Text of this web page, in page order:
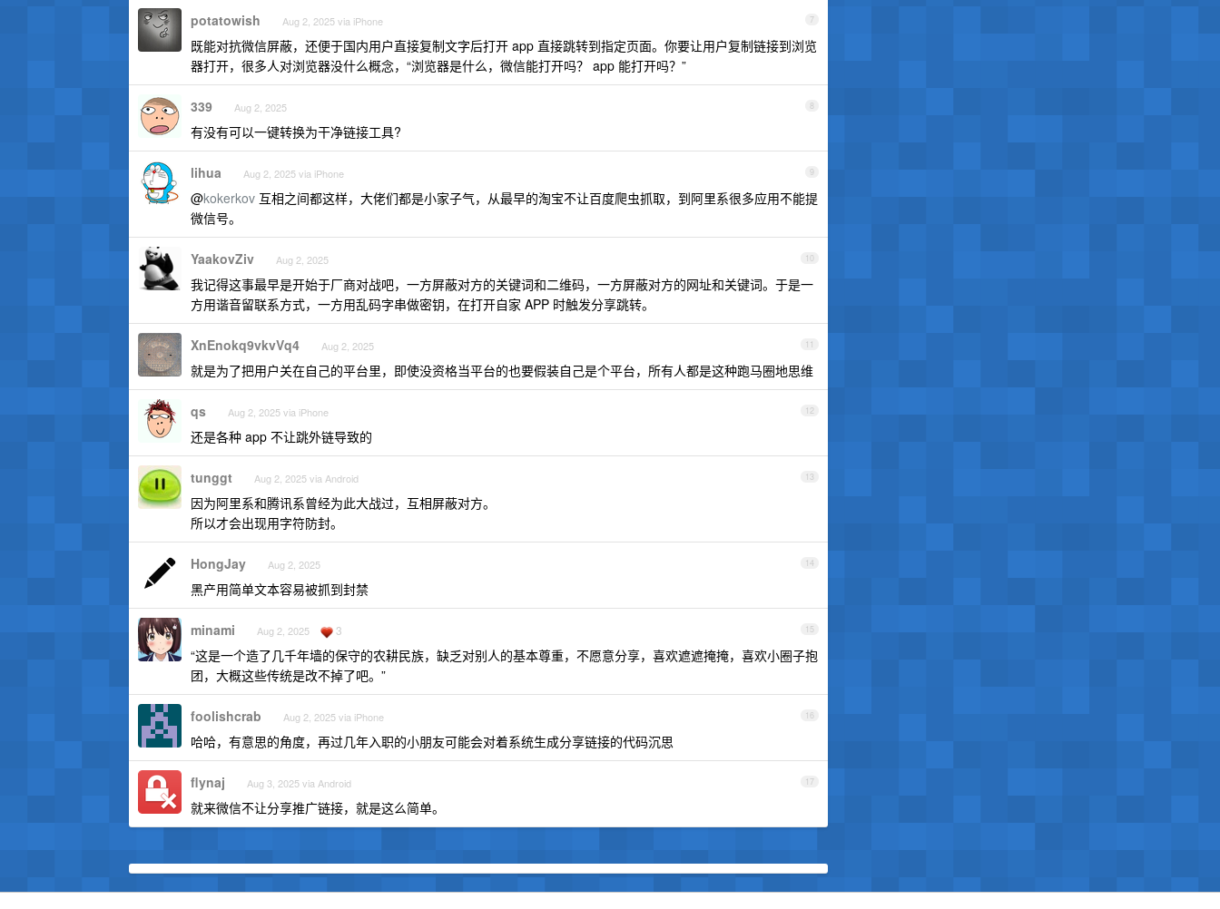
7
potatowish Aug 2, 2025 via iPhone
既能对抗微信屏蔽，还便于国内用户直接复制文字后打开 app 直接跳转到指定页面。你要让用户复制链接到浏览
器打开，很多人对浏览器没什么概念，“浏览器是什么，微信能打开吗？ app 能打开吗？”
8
339 Aug 2, 2025
有没有可以一键转换为干净链接工具?
9
lihua Aug 2, 2025 via iPhone
@kokerkov 互相之间都这样，大佬们都是小家子气，从最早的淘宝不让百度爬虫抓取，到阿里系很多应用不能提
微信号。
10
YaakovZiv Aug 2, 2025
我记得这事最早是开始于厂商对战吧，一方屏蔽对方的关键词和二维码，一方屏蔽对方的网址和关键词。于是一
方用谐音留联系方式，一方用乱码字串做密钥，在打开自家 APP 时触发分享跳转。
11
XnEnokq9vkvVq4 Aug 2, 2025
就是为了把用户关在自己的平台里，即使没资格当平台的也要假装自己是个平台，所有人都是这种跑马圈地思维
12
qs Aug 2, 2025 via iPhone
还是各种 app 不让跳外链导致的
13
tunggt Aug 2, 2025 via Android
因为阿里系和腾讯系曾经为此大战过，互相屏蔽对方。
所以才会出现用字符防封。
14
HongJay Aug 2, 2025
黑产用简单文本容易被抓到封禁
15
minami Aug 2, 2025 3
“这是一个造了几千年墙的保守的农耕民族，缺乏对别人的基本尊重，不愿意分享，喜欢遮遮掩掩，喜欢小圈子抱
团，大概这些传统是改不掉了吧。”
16
foolishcrab Aug 2, 2025 via iPhone
哈哈，有意思的角度，再过几年入职的小朋友可能会对着系统生成分享链接的代码沉思
17
flynaj Aug 3, 2025 via Android
就来微信不让分享推广链接，就是这么简单。